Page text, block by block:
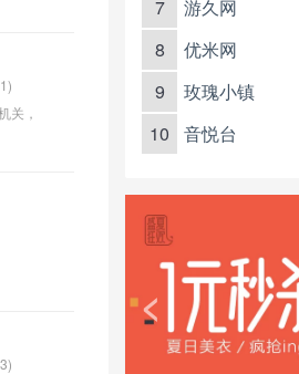
的
策
政
。
效
关，
南
发
政
合
7 游久网
8 优米网
9 玫瑰小镇
10 音悦台
<